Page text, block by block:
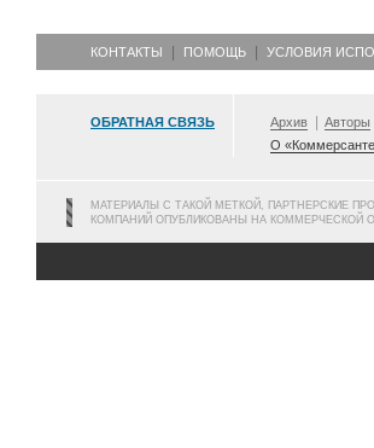
КОНТАКТЫ ПОМОЩЬ УСЛОВИЯ
ОБРАТНАЯ СВЯЗЬ Архив Авторы
О
МАТЕРИАЛЫ С ТАКОЙ МЕТКОЙ, ПАРТНЕРСКИЕ
КОМПАНИЙ ОПУБЛИКОВАНЫ НА КОММЕРЧЕСКОЙ